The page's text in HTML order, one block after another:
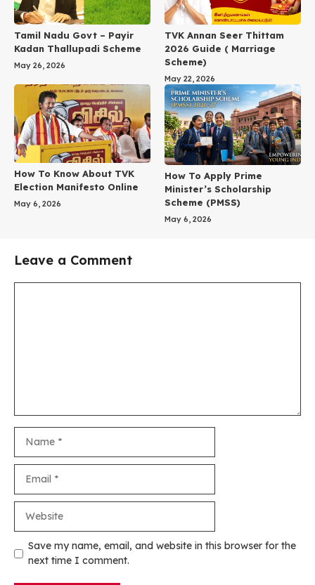
Tamil Nadu Govt – Payir
Kadan Thallupadi Scheme
May 26, 2026
TVK Annan Seer Thittam
2026 Guide ( Marriage
Scheme)
May 22, 2026
How To Know About TVK
Election Manifesto Online
May 6, 2026
How To Apply Prime
Minister’s Scholarship
Scheme (PMSS)
May 6, 2026
Leave a Comment
Save my name, email, and website in this browser for the
next time I comment.